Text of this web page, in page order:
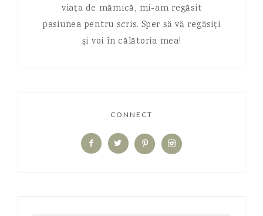
viața de mămică, mi-am regăsit
pasiunea pentru scris. Sper să vă regăsiți
și voi în călătoria mea!
CONNECT